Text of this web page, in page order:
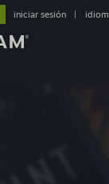
iniciar sesión